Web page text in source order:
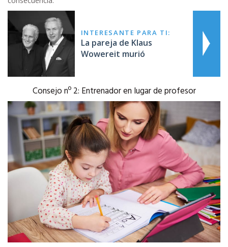
INTERESANTE PARA TI:
La pareja de Klaus
Wowereit murió
Consejo nº 2: Entrenador en lugar de profesor